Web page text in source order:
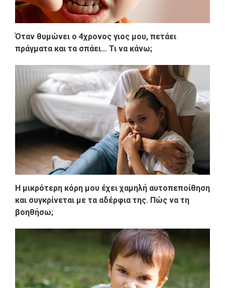
Όταν θυμώνει ο 4χρονος γιος μου, πετάει
πράγματα και τα σπάει… Τι να κάνω;
Η μικρότερη κόρη μου έχει χαμηλή αυτοπεποίθηση
και συγκρίνεται με τα αδέρφια της. Πώς να τη
βοηθήσω;